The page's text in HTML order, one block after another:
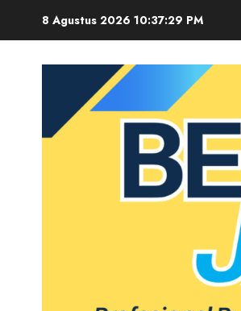
8 Agustus 2026 10:37:30 PM